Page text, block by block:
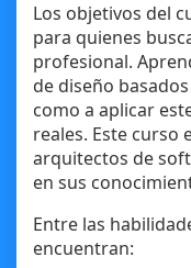
Los objetivos del
para quienes
profesional.
de diseño
como a aplicar
reales. Este curso
arquitectos de
en sus
Entre las
encuentran: